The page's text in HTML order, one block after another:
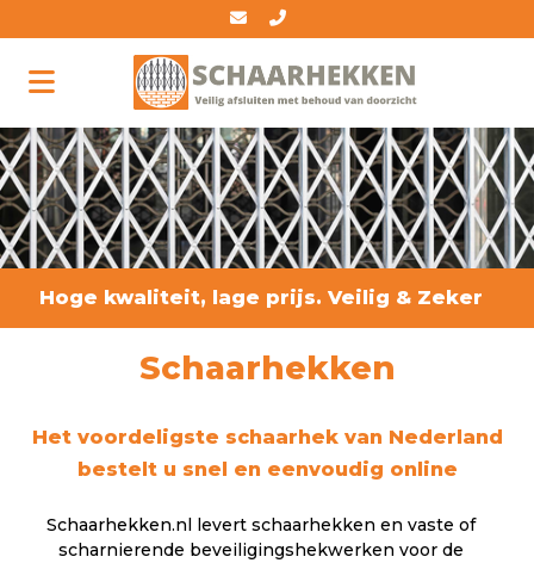
Hoge kwaliteit, lage prijs. Veilig & Zeker
Schaarhekken
Het voordeligste schaarhek van Nederland
bestelt u snel en eenvoudig online
Schaarhekken.nl levert schaarhekken en vaste of
scharnierende beveiligingshekwerken voor de